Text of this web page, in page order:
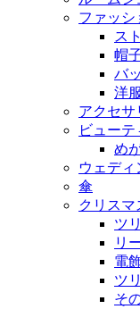
ファッシ
ス
帽
バ
洋服
アクセサ
ビューテ
め
ウェディ
傘
クリスマ
ツ
リ
電
ツ
そ